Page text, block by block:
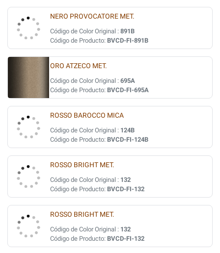
NERO PROVOCATORE MET.
Código de Color Original : 891B
Código de Producto: BVCD-FI-891B
ORO ATZECO MET.
Código de Color Original : 695A
Código de Producto: BVCD-FI-695A
ROSSO BAROCCO MICA
Código de Color Original : 124B
Código de Producto: BVCD-FI-124B
ROSSO BRIGHT MET.
Código de Color Original : 132
Código de Producto: BVCD-FI-132
ROSSO BRIGHT MET.
Código de Color Original : 132
Código de Producto: BVCD-FI-132